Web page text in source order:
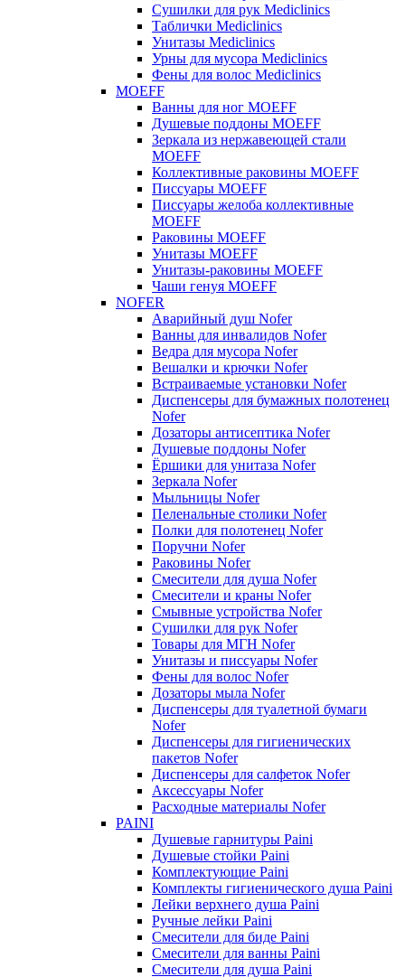
Сушилки для рук Mediclinics
Таблички Mediclinics
Унитазы Mediclinics
Урны для мусора Mediclinics
Фены для волос Mediclinics
MOEFF
Ванны для ног MOEFF
Душевые поддоны MOEFF
Зеркала из нержавеющей стали
MOEFF
Коллективные раковины MOEFF
Писсуары MOEFF
Писсуары желоба коллективные
MOEFF
Раковины MOEFF
Унитазы MOEFF
Унитазы-раковины MOEFF
Чаши генуя MOEFF
NOFER
Аварийный душ Nofer
Ванны для инвалидов Nofer
Ведра для мусора Nofer
Вешалки и крючки Nofer
Встраиваемые установки Nofer
Диспенсеры для бумажных полотенец
Nofer
Дозаторы антисептика Nofer
Душевые поддоны Nofer
Ёршики для унитаза Nofer
Зеркала Nofer
Мыльницы Nofer
Пеленальные столики Nofer
Полки для полотенец Nofer
Поручни Nofer
Раковины Nofer
Смесители для душа Nofer
Смесители и краны Nofer
Смывные устройства Nofer
Сушилки для рук Nofer
Товары для МГН Nofer
Унитазы и писсуары Nofer
Фены для волос Nofer
Дозаторы мыла Nofer
Диспенсеры для туалетной бумаги
Nofer
Диспенсеры для гигиенических
пакетов Nofer
Диспенсеры для салфеток Nofer
Аксессуары Nofer
Расходные материалы Nofer
PAINI
Душевые гарнитуры Paini
Душевые стойки Paini
Комплектующие Paini
Комплекты гигиенического душа Paini
Лейки верхнего душа Paini
Ручные лейки Paini
Смесители для биде Paini
Смесители для ванны Paini
Смесители для душа Paini